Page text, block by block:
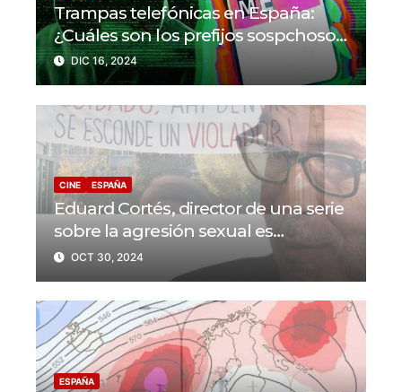
Trampas telefónicas en España:
¿Cuáles son los prefijos sospchosos
a evitar?
DIC 16, 2024
CINE ESPAÑA
Eduard Cortés, director de una serie
sobre la agresión sexual es
denunciado por acoso sexual
OCT 30, 2024
ESPAÑA